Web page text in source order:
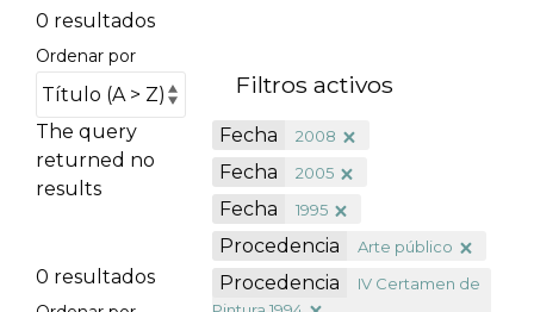
0 resultados
Ordenar por
The query
returned no
results
0 resultados
Filtros activos
Fecha 2008
Fecha 2005
Fecha 1995
Procedencia Arte público
Procedencia
IV Certamen de